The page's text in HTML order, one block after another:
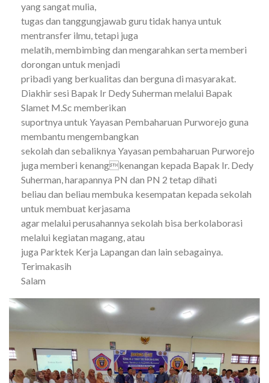
yang sangat mulia,
tugas dan tanggungjawab guru tidak hanya untuk
mentransfer ilmu, tetapi juga
melatih, membimbing dan mengarahkan serta memberi
dorongan untuk menjadi
pribadi yang berkualitas dan berguna di masyarakat.
Diakhir sesi Bapak Ir Dedy Suherman melalui Bapak
Slamet M.Sc memberikan
suportnya untuk Yayasan Pembaharuan Purworejo guna
membantu mengembangkan
sekolah dan sebaliknya Yayasan pembaharuan Purworejo
juga memberi kenangkenangan kepada Bapak Ir. Dedy
Suherman, harapannya PN dan PN 2 tetap dihati
beliau dan beliau membuka kesempatan kepada sekolah
untuk membuat kerjasama
agar melalui perusahannya sekolah bisa berkolaborasi
melalui kegiatan magang, atau
juga Parktek Kerja Lapangan dan lain sebagainya.
Terimakasih
Salam